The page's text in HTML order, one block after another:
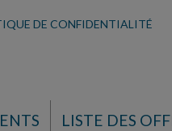
DE CONFIDENTIALITÉ
LISTE DES